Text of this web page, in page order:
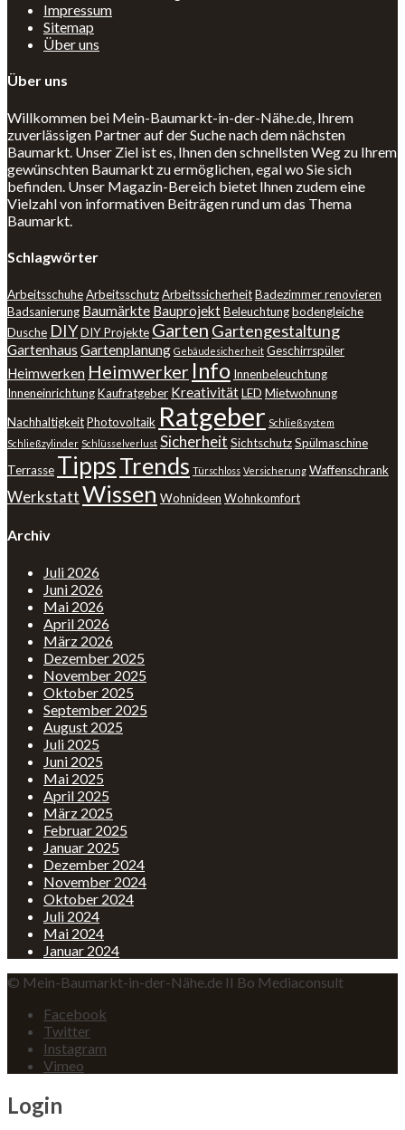
Impressum
Sitemap
Über uns
Über uns
Willkommen bei Mein-Baumarkt-in-der-Nähe.de, Ihrem
zuverlässigen Partner auf der Suche nach dem nächsten
Baumarkt. Unser Ziel ist es, Ihnen den schnellsten Weg zu Ihrem
gewünschten Baumarkt zu ermöglichen, egal wo Sie sich
befinden. Unser Magazin-Bereich bietet Ihnen zudem eine
Vielzahl von informativen Beiträgen rund um das Thema
Baumarkt.
Schlagwörter
ArbeitsschuheArbeitsschutzArbeitssicherheitBadezimmer renovieren
Badsanierung Baumärkte BauprojektBeleuchtungbodengleiche
Dusche DIYDIY Projekte Garten Gartengestaltung
Gartenhaus Gartenplanung Gebäudesicherheit Geschirrspüler
Heimwerken Heimwerker Info Innenbeleuchtung
InneneinrichtungKaufratgeber KreativitätLED Mietwohnung
NachhaltigkeitPhotovoltaik Ratgeber Schließsystem
Schließzylinder Schlüsselverlust Sicherheit SichtschutzSpülmaschine
Terrasse TippsTrends Türschloss Versicherung Waffenschrank
WerkstattWissen Wohnideen Wohnkomfort
Archiv
Juli 2026
Juni 2026
Mai 2026
April 2026
März 2026
Dezember 2025
November 2025
Oktober 2025
September 2025
August 2025
Juli 2025
Juni 2025
Mai 2025
April 2025
März 2025
Februar 2025
Januar 2025
Dezember 2024
November 2024
Oktober 2024
Juli 2024
Mai 2024
Januar 2024
© Mein-Baumarkt-in-der-Nähe.de II Bo Mediaconsult
Facebook
Twitter
Instagram
Vimeo
Login